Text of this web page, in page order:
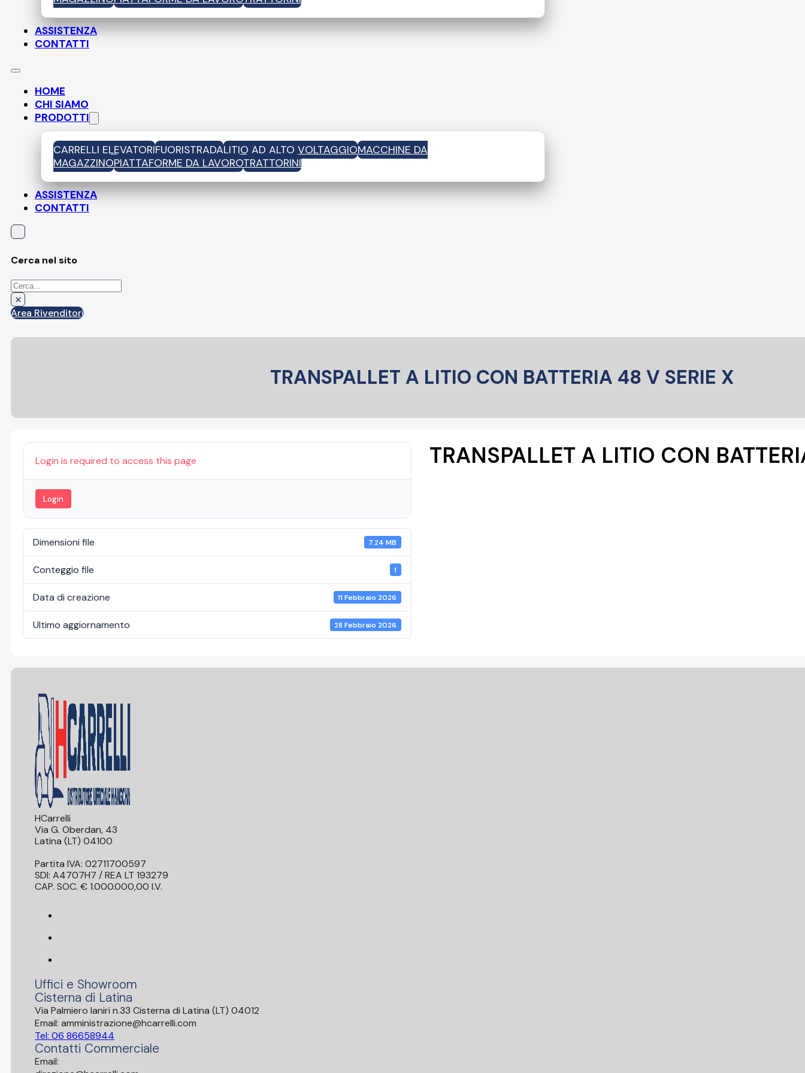
ASSISTENZA
CONTATTI
HOME
CHI SIAMO
PRODOTTI
CARRELLI ELEVATORIFUORISTRADALITIO AD ALTO VOLTAGGIOMACCHINE DA
MAGAZZINOPIATTAFORME DA LAVOROTRATTORINI
ASSISTENZA
CONTATTI
Cerca nel sito
Cerca
×
Area Rivenditori
TRANSPALLET A LITIO CON BATTERIA 48 V SERIE X
Login is required to access this page
Login
Dimensioni file 7.24 MB
Conteggio file 1
Data di creazione 11 Febbraio 2026
Ultimo aggiornamento 28 Febbraio 2026
TRANSPALLET A LITIO CON
HCarrelli
Via G. Oberdan, 43
Latina (LT) 04100
Partita IVA: 02711700597
SDI: A4707H7 / REA LT 193279
CAP. SOC. € 1.000.000,00 I.V.
Uffici e Showroom
Cisterna di Latina
Via Palmiero Ianiri n.33 Cisterna di Latina (LT) 04012
Email: amministrazione@hcarrelli.com
Tel: 06 86658944
Contatti Commerciale
Email: